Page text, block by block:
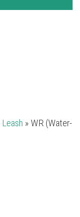
Leash » WR (Water-